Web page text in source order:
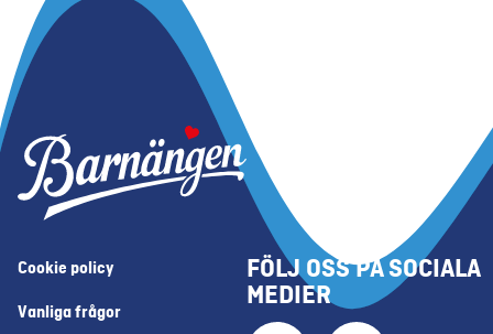
Cookie policy
Vanliga frågor
FÖLJ OSS PÅ SOCIALA
MEDIER